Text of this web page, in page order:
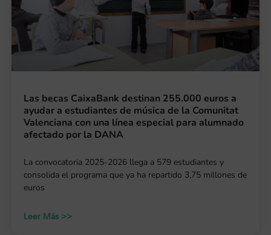
Las becas CaixaBank destinan 255.000 euros a
ayudar a estudiantes de música de la Comunitat
Valenciana con una línea especial para alumnado
afectado por la DANA
La convocatoria 2025-2026 llega a 579 estudiantes y
consolida el programa que ya ha repartido 3,75 millones de
euros
Leer Más >>